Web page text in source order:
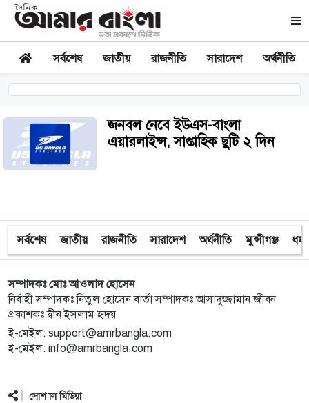
সর্বশেষ জাতীয় রাজনীতি সারাদেশ অর্থনীতি
জনবল নেবে ইউএস-বাংলা
এয়ারলাইন্স, সাপ্তাহিক ছুটি ২ দিন
সর্বশেষ জাতীয় রাজনীতি সারাদেশ অর্থনীতি মুন্সীগঞ্জ ধর্ম
সম্পাদকঃ মোঃ আওলাদ হোসেন
নির্বাহী সম্পাদকঃ নিতুল হোসেন বার্তা সম্পাদকঃ আসাদুজ্জামান জীবন
প্রকাশকঃ দ্বীন ইসলাম হৃদয়
ই-মেইল: support@amrbangla.com
ই-মেইল: info@amrbangla.com
সোশ্যাল মিডিয়া